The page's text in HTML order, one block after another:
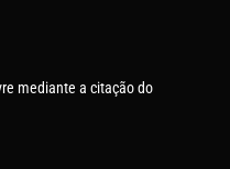
mediante a citação do